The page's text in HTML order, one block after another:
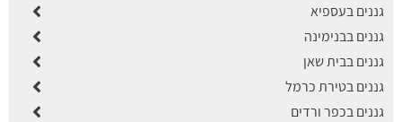
גננים בעספיא
גננים בבנימינה
גננים בבית שאן
גננים בטירת כרמל
גננים בכפר ורדים